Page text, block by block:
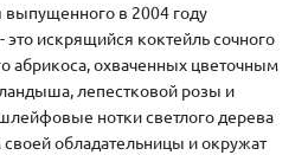
выпущенного в 2004 году
это искрящийся коктейль сочного
абрикоса, охваченных цветочным
лепестковой розы и
нотки светлого дерева
обладательницы и окружат